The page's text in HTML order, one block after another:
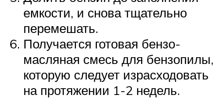
емкости, и снова тщательно
перемешать.
Получается готовая бензо-
масляная смесь для бензопилы,
которую следует израсходовать
на протяжении 1-2 недель.